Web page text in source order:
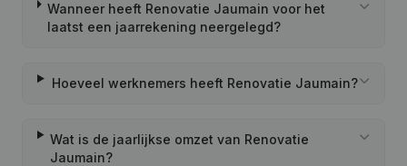
Wanneer heeft Renovatie Jaumain voor het
laatst een jaarrekening neergelegd?
Hoeveel werknemers heeft Renovatie Jaumain?
Wat is de jaarlijkse omzet van Renovatie
Jaumain?